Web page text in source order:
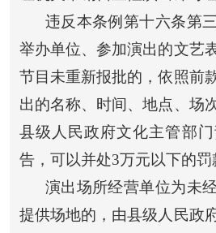
违反本条例第十六条第
举办单位、参加演出的文艺
节目未重新报批的，依照前
出的名称、时间、地点、场
县级人民政府文化主管部
告，可以并处3万元以下的罚
演出场所经营单位为未
提供场地的，由县级人民政